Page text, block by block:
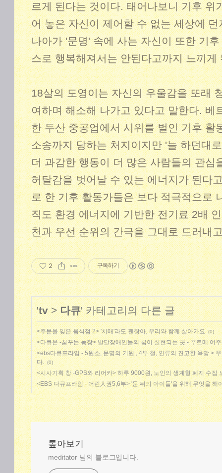
르게 된다는 것이다. 태어나보니 기후 위
어 놓은 자신이 제어할 수 없는 세상에
나아가 '문명' 속에 사는 자신이 또한 기
스로 행복해져서는 안된다고까지 느끼
18살의 도영이는 자신의 우울감을 또래
여하며 해소해 나가고 있다고 말한다. 베
한 두산 중공업에서 시위를 벌인 기후 활
소송까지 당하는 처지이지만 '늘 하던대
더 과감한 행동이 더 많은 사람들의 관심
허탈감을 벗어날 수 있는 에너지가 된다
로 한 기후 활동가들은 보다 적극적으로
직도 환경 에너지에 기반한 전기료 2배
천과 우선 순위의 간극을 그대로 드러내
2 구독하기
'tv>다큐' 카테고리의 다른 글
<주문을 잊은 음식점 2> '치매'라도 괜찮아, 우리와 함께 살아가요 (0)
<다큐온 -꿈꾸는 농장> 발달장애인들의 꿈이 실현되는 곳 - 푸르메 여
<ebs다큐프라임 - 5원소, 문명의 기원 , 4부 철, 인류의 견고한 욕망 >
다. (0)
<시사기획 창 -GPS와 리어카> 하루 9000원, 노인의 생계형 폐지 수집
<EBS 다큐프라임 - 어린人권5,6부> '문 뒤의 아이들'을 위해 무엇을 해
톺아보기
meditator 님의 블로그입니다.